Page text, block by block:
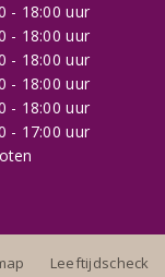
- 18:00 uur
- 18:00 uur
- 18:00 uur
- 18:00 uur
- 18:00 uur
- 17:00 uur
Leeftijdscheck